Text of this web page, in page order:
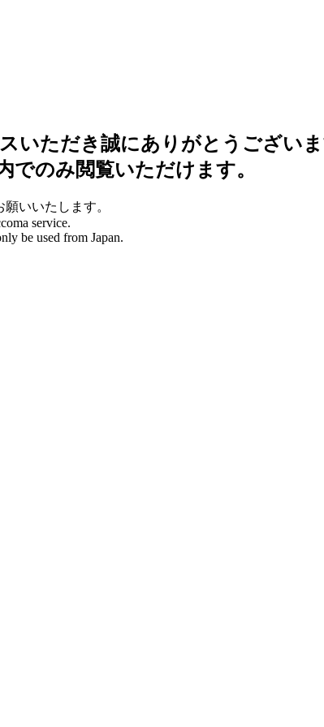
いただき誠にありがとうございま
でのみ閲覧いただけます。
願いいたします。
service.
be used from Japan.